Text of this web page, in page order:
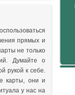
прямых и
не только
Думайте о
рукой к себе.
карты, они и
у нас на